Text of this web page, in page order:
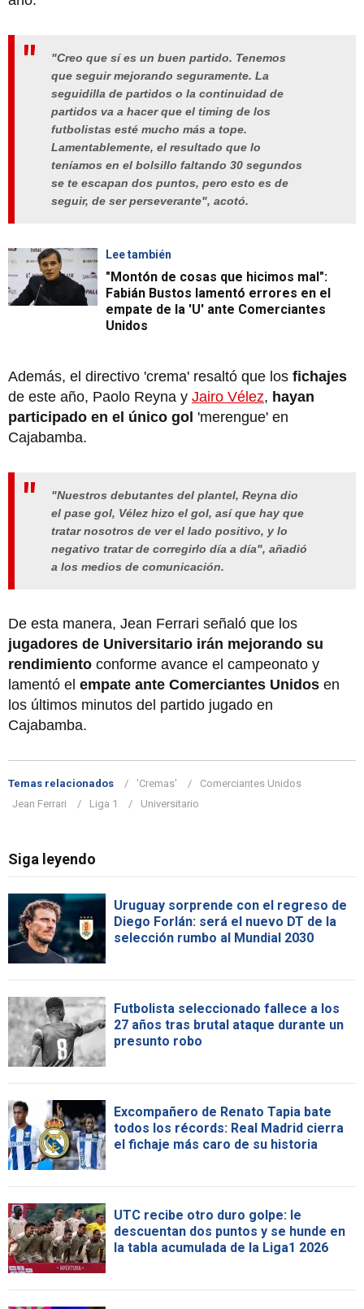
"Creo que sí es un buen partido. Tenemos
que seguir mejorando seguramente. La
seguidilla de partidos o la continuidad de
partidos va a hacer que el timing de los
futbolistas esté mucho más a tope.
Lamentablemente, el resultado que lo
teníamos en el bolsillo faltando 30 segundos
se te escapan dos puntos, pero esto es de
seguir, de ser perseverante", acotó.
Lee también
"Montón de cosas que hicimos mal":
Fabián Bustos lamentó errores en el
empate de la 'U' ante Comerciantes
Unidos
Además, el directivo 'crema' resaltó que los fichajes
de este año, Paolo Reyna y Jairo Vélez, hayan
participado en el único gol 'merengue' en
Cajabamba.
"Nuestros debutantes del plantel, Reyna dio
el pase gol, Vélez hizo el gol, así que hay que
tratar nosotros de ver el lado positivo, y lo
negativo tratar de corregirlo día a día", añadió
a los medios de comunicación.
De esta manera, Jean Ferrari señaló que los
jugadores de Universitario irán mejorando su
rendimiento conforme avance el campeonato y
lamentó el empate ante Comerciantes Unidos en
los últimos minutos del partido jugado en
Cajabamba.
Temas relacionados 'Cremas'
Comerciantes Unidos
Jean Ferrari
Liga 1 Universitario
Siga leyendo
Uruguay sorprende con el regreso de
Diego Forlán: será el nuevo DT de la
selección rumbo al Mundial 2030
Futbolista seleccionado fallece a los
27 años tras brutal ataque durante un
presunto robo
Excompañero de Renato Tapia bate
todos los récords: Real Madrid cierra
el fichaje más caro de su historia
UTC recibe otro duro golpe: le
descuentan dos puntos y se hunde en
la tabla acumulada de la Liga1 2026